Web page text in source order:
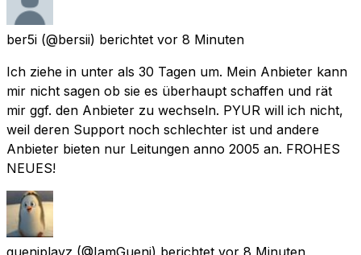
ber5i (@bersii) berichtet vor 8 Minuten
Ich ziehe in unter als 30 Tagen um. Mein Anbieter kann
mir nicht sagen ob sie es überhaupt schaffen und rät
mir ggf. den Anbieter zu wechseln. PYUR will ich nicht,
weil deren Support noch schlechter ist und andere
Anbieter bieten nur Leitungen anno 2005 an. FROHES
NEUES!
gueniplayz (@IamGueni) berichtet vor 8 Minuten